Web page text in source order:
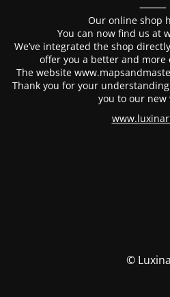
⸻
Our online shop
You can now find us at
We’ve integrated the shop
offer you a better and more
The website
Thank you for your
you to our new
©